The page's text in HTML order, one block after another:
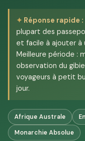
Réponse rapide :
plupart des
et facile à ajouter à
Meilleure période :
observation du
voyageurs à petit
jour.
Afrique Australe
Monarchie Absolue